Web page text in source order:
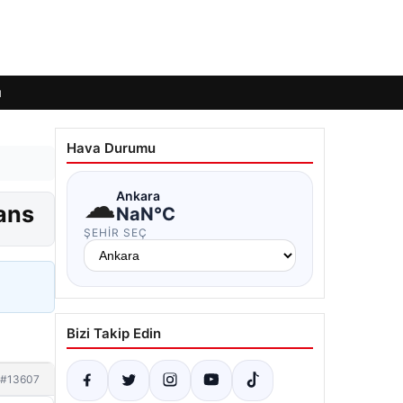
#13607
Hava Durumu
☁Ankara
NaN°C
ŞEHIR SEÇ
Bizi Takip Edin